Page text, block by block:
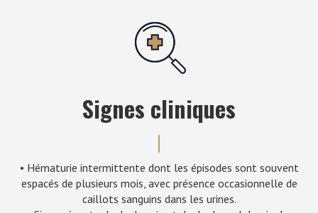
Signes cliniques
• Hématurie intermittente dont les épisodes sont souvent
espacés de plusieurs mois, avec présence occasionnelle de
caillots sanguins dans les urines.